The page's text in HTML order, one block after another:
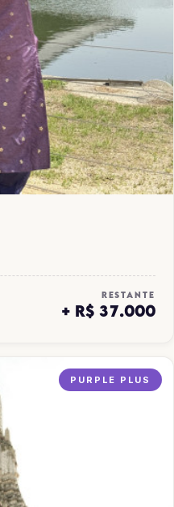
RESTANTE
+ R$ 37.000
PURPLE PLUS